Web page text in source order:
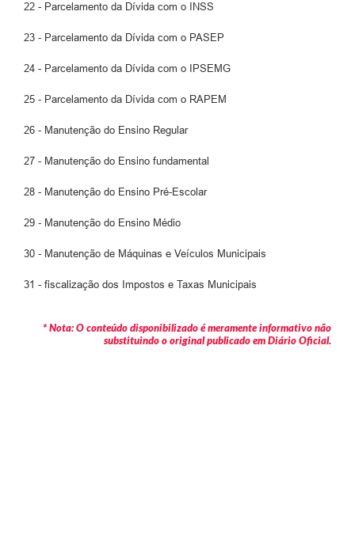
22 - Parcelamento da Dívida com o INSS
23 - Parcelamento da Dívida com o PASEP
24 - Parcelamento da Dívida com o IPSEMG
25 - Parcelamento da Dívida com o RAPEM
26 - Manutenção do Ensino Regular
27 - Manutenção do Ensino fundamental
28 - Manutenção do Ensino Pré-Escolar
29 - Manutenção do Ensino Médio
30 - Manutenção de Máquinas e Veículos Municipais
31 - fiscalização dos Impostos e Taxas Municipais
* Nota: O conteúdo disponibilizado é meramente informativo não
substituindo o original publicado em Diário Oficial.